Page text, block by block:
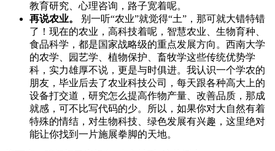
教育研究、心理咨询，路子宽着呢。
再说农业。
别一听“农业”就觉得“土”，那可就大错特错
了！现在的农业，高科技着呢，智慧农业、生物育种、
食品科学，都是国家战略级的重点发展方向。西南大学
的农学、园艺学、植物保护、畜牧学这些传统优势学
科，实力雄厚不说，更是与时俱进。我认识一个学农的
朋友，毕业后去了农业科技公司，每天跟各种高大上的
设备打交道，研究怎么提高作物产量、改善品质，那成
就感，可不比写代码的少。所以，如果你对大自然有着
特殊的情结，对生物科技、绿色发展有兴趣，这里绝对
能让你找到一片施展拳脚的天地。